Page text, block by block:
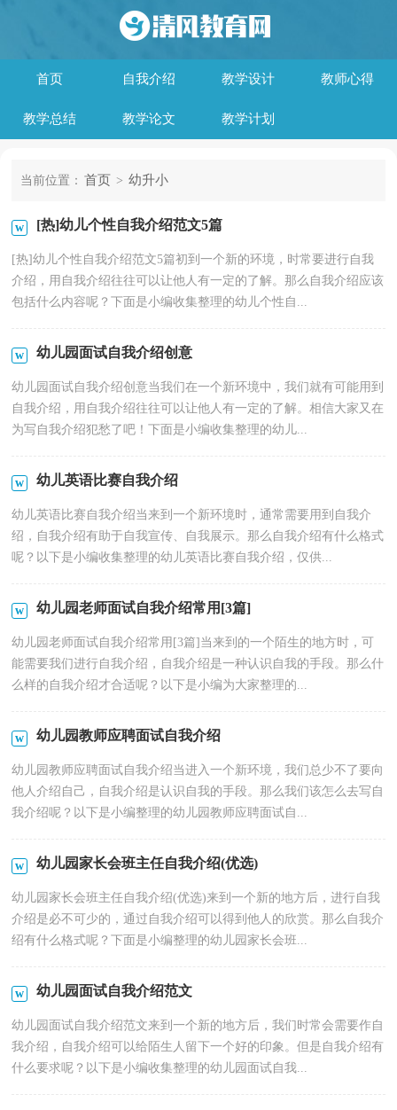
首页 自我介绍 教学设计 教师心得
教学总结 教学论文 教学计划
当前位置： 首页 > 幼升小
[热]幼儿个性自我介绍范文5篇
[热]幼儿个性自我介绍范文5篇初到一个新的环境，时常要进行自我
介绍，用自我介绍往往可以让他人有一定的了解。那么自我介绍应该
包括什么内容呢？下面是小编收集整理的幼儿个性自...
幼儿园面试自我介绍创意
幼儿园面试自我介绍创意当我们在一个新环境中，我们就有可能用到
自我介绍，用自我介绍往往可以让他人有一定的了解。相信大家又在
为写自我介绍犯愁了吧！下面是小编收集整理的幼儿...
幼儿英语比赛自我介绍
幼儿英语比赛自我介绍当来到一个新环境时，通常需要用到自我介
绍，自我介绍有助于自我宣传、自我展示。那么自我介绍有什么格式
呢？以下是小编收集整理的幼儿英语比赛自我介绍，仅供...
幼儿园老师面试自我介绍常用[3篇]
幼儿园老师面试自我介绍常用[3篇]当来到的一个陌生的地方时，可
能需要我们进行自我介绍，自我介绍是一种认识自我的手段。那么什
么样的自我介绍才合适呢？以下是小编为大家整理的...
幼儿园教师应聘面试自我介绍
幼儿园教师应聘面试自我介绍当进入一个新环境，我们总少不了要向
他人介绍自己，自我介绍是认识自我的手段。那么我们该怎么去写自
我介绍呢？以下是小编整理的幼儿园教师应聘面试自...
幼儿园家长会班主任自我介绍(优选)
幼儿园家长会班主任自我介绍(优选)来到一个新的地方后，进行自我
介绍是必不可少的，通过自我介绍可以得到他人的欣赏。那么自我介
绍有什么格式呢？下面是小编整理的幼儿园家长会班...
幼儿园面试自我介绍范文
幼儿园面试自我介绍范文来到一个新的地方后，我们时常会需要作自
我介绍，自我介绍可以给陌生人留下一个好的印象。但是自我介绍有
什么要求呢？以下是小编收集整理的幼儿园面试自我...